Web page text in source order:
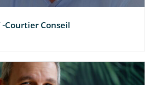
-Courtier Conseil